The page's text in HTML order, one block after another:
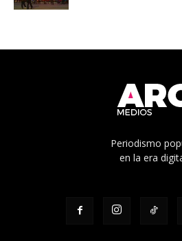
Periodismo
en la era